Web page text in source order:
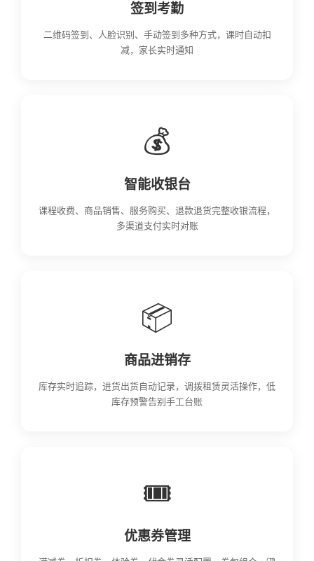
签到考勤
二维码签到、人脸识别、手动签到多种方式，课时自动扣
减，家长实时通知
💰
智能收银台
课程收费、商品销售、服务购买、退款退货完整收银流程，
多渠道支付实时对账
📦
商品进销存
库存实时追踪，进货出货自动记录，调拨租赁灵活操作，低
库存预警告别手工台账
🎟️
优惠券管理